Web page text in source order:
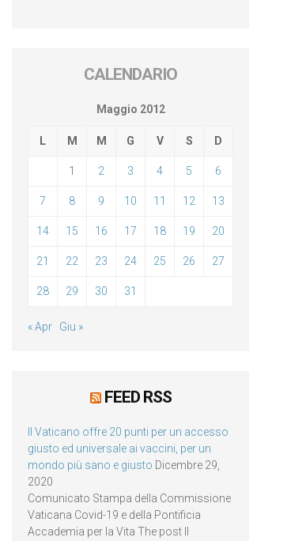
CALENDARIO
Maggio 2012
L M M G V S D
1 2 3 4 5 6
7 8 9 10 11 12 13
14 15 16 17 18 19 20
21 22 23 24 25 26 27
28 29 30 31
« Apr Giu »
FEED RSS
Il Vaticano offre 20 punti per un accesso
giusto ed universale ai vaccini, per un
mondo più sano e giusto Dicembre 29,
2020
Comunicato Stampa della Commissione
Vaticana Covid-19 e della Pontificia
Accademia per la Vita The post Il